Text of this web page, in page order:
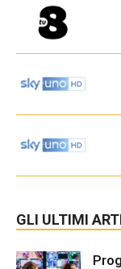
GLI ULTIMI